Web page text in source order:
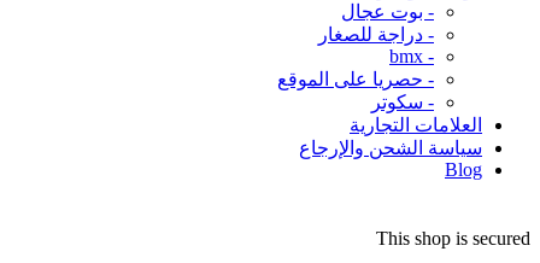
- بوت عجال
- دراجة للصغار
- bmx
- حصريا على الموقع
- سكوتر
العلامات التجارية
سياسة الشحن والإرجاع
Blog
This shop is secured